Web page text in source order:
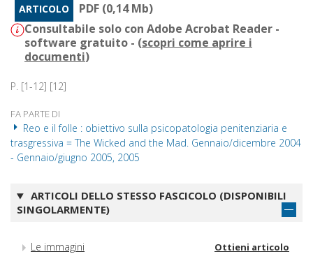
ARTICOLO
PDF (0,14 Mb)
Consultabile solo con Adobe Acrobat Reader -
software gratuito - (scopri come aprire i
documenti)
P. [1-12] [12]
FA PARTE DI
Reo e il folle : obiettivo sulla psicopatologia penitenziaria e
trasgressiva = The Wicked and the Mad. Gennaio/dicembre 2004
- Gennaio/giugno 2005, 2005
ARTICOLI DELLO STESSO FASCICOLO (DISPONIBILI
SINGOLARMENTE)
Le immagini Ottieni articolo